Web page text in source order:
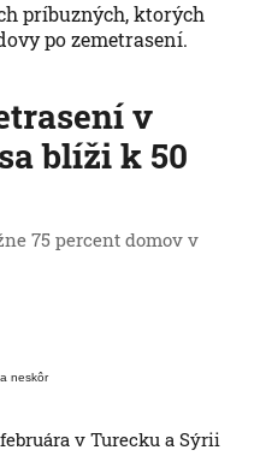
v
blíži k 50
75 percent domov v
neskôr
príbuzných, ktorých
po zemetrasení.
v Turecku a Sýrii